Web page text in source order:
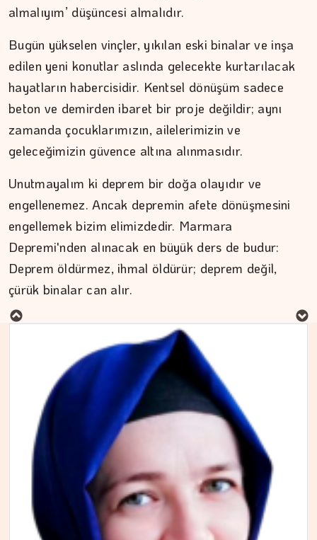
almalıyım’ düşüncesi almalıdır.
Bugün yükselen vinçler, yıkılan eski binalar ve inşa
edilen yeni konutlar aslında gelecekte kurtarılacak
hayatların habercisidir. Kentsel dönüşüm sadece
beton ve demirden ibaret bir proje değildir; aynı
zamanda çocuklarımızın, ailelerimizin ve
geleceğimizin güvence altına alınmasıdır.
Unutmayalım ki deprem bir doğa olayıdır ve
engellenemez. Ancak depremin afete dönüşmesini
engellemek bizim elimizdedir. Marmara
Depremi'nden alınacak en büyük ders de budur:
Deprem öldürmez, ihmal öldürür; deprem değil,
çürük binalar can alır.
MURAT DOĞAN
Aç kalan sadece mideniz…